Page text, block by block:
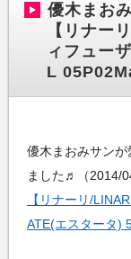
優木まお
【リナー
ィフュー
L
優木まおみサン
ました♬（2014/
【リナーリ/
ATE(エスタータ)